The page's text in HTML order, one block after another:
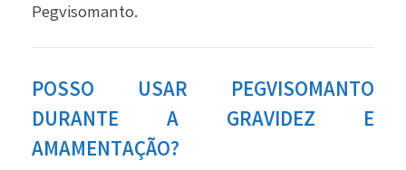
Pegvisomanto.
POSSO USAR PEGVISOMANTO
DURANTE A GRAVIDEZ E
AMAMENTAÇÃO?